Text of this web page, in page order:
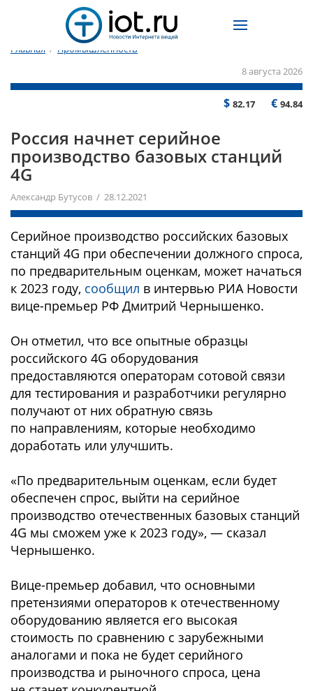
Главная / Промышленность
8 августа 2026
$ 82.17 € 94.84
Россия начнет серийное
производство базовых станций
4G
Александр Бутусов / 28.12.2021
Серийное производство российских базовых
станций 4G при обеспечении должного спроса,
по предварительным оценкам, может начаться
к 2023 году, сообщил в интервью РИА Новости
вице-премьер РФ Дмитрий Чернышенко.
Он отметил, что все опытные образцы
российского 4G оборудования
предоставляются операторам сотовой связи
для тестирования и разработчики регулярно
получают от них обратную связь
по направлениям, которые необходимо
доработать или улучшить.
«По предварительным оценкам, если будет
обеспечен спрос, выйти на серийное
производство отечественных базовых станций
4G мы сможем уже к 2023 году», — сказал
Чернышенко.
Вице-премьер добавил, что основными
претензиями операторов к отечественному
оборудованию является его высокая
стоимость по сравнению с зарубежными
аналогами и пока не будет серийного
производства и рыночного спроса, цена